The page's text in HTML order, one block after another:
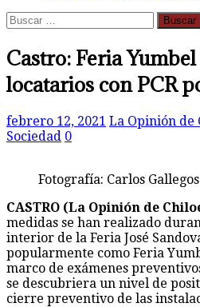
Buscar:
Castro: Feria
locatarios con PCR
febrero 12, 2021 La Opinión de
Sociedad 0
Fotografía: Carlos
CASTRO (La Opinión de
medidas se han realizado
interior de la Feria José
popularmente como Feria
marco de exámenes
se descubriera un nivel de
cierre preventivo de las